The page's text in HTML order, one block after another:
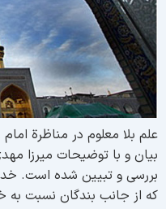
بلا معلوم در مناظرة امام
و با توضیحات میرزا
و تبیین شده است.
از جانب بندگان نسبت به